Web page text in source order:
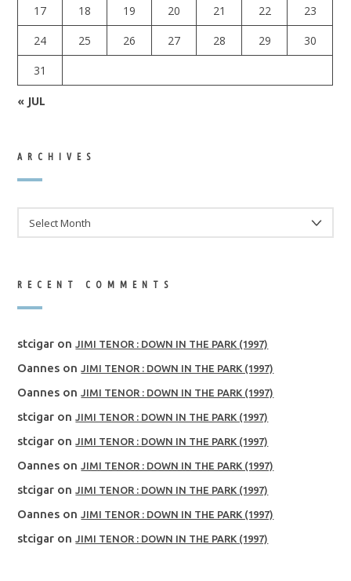
17
18 19 20 21 22
23
24
25 26 27 28 29
30
31
« JUL
ARCHIVES
RECENT COMMENTS
stcigar onJIMI TENOR : DOWN IN THE PARK (1997)
Oannes onJIMI TENOR : DOWN IN THE PARK (1997)
Oannes onJIMI TENOR : DOWN IN THE PARK (1997)
stcigar onJIMI TENOR : DOWN IN THE PARK (1997)
stcigar onJIMI TENOR : DOWN IN THE PARK (1997)
Oannes onJIMI TENOR : DOWN IN THE PARK (1997)
stcigar onJIMI TENOR : DOWN IN THE PARK (1997)
Oannes onJIMI TENOR : DOWN IN THE PARK (1997)
stcigar onJIMI TENOR : DOWN IN THE PARK (1997)